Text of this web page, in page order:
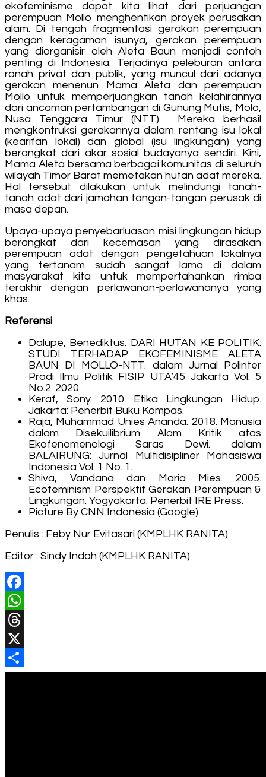
ekofeminisme dapat kita lihat dari perjuangan
perempuan Mollo menghentikan proyek perusakan
alam. Di tengah fragmentasi gerakan perempuan
dengan keragaman isunya, gerakan perempuan
yang diorganisir oleh Aleta Baun menjadi contoh
penting di Indonesia. Terjadinya peleburan antara
ranah privat dan publik, yang muncul dari adanya
gerakan menenun Mama Aleta dan perempuan
Mollo untuk memperjuangkan tanah kelahirannya
dari ancaman pertambangan di Gunung Mutis, Molo,
Nusa Tenggara Timur (NTT). Mereka berhasil
mengkontruksi gerakannya dalam rentang isu lokal
(kearifan lokal) dan global (isu lingkungan) yang
berangkat dari akar sosial budayanya sendiri. Kini,
Mama Aleta bersama berbagai komunitas di seluruh
wilayah Timor Barat memetakan hutan adat mereka.
Hal tersebut dilakukan untuk melindungi tanah-
tanah adat dari jamahan tangan-tangan perusak di
masa depan.
Upaya-upaya penyebarluasan misi lingkungan hidup
berangkat dari kecemasan yang dirasakan
perempuan adat dengan pengetahuan lokalnya
yang tertanam sudah sangat lama di dalam
masyarakat kita untuk mempertahankan rimba
terakhir dengan perlawanan-perlawananya yang
khas.
Referensi
Dalupe, Benediktus. DARI HUTAN KE POLITIK:
STUDI TERHADAP EKOFEMINISME ALETA
BAUN DI MOLLO-NTT. dalam Jurnal Polinter
Prodi Ilmu Politik FISIP UTA’45 Jakarta Vol. 5
No.2. 2020
Keraf, Sony. 2010. Etika Lingkungan Hidup.
Jakarta: Penerbit Buku Kompas.
Raja, Muhammad Unies Ananda. 2018. Manusia
dalam Disekuilibrium Alam Kritik atas
Ekofenomenologi Saras Dewi. dalam
BALAIRUNG: Jurnal Multidisipliner Mahasiswa
Indonesia Vol. 1 No. 1.
Shiva, Vandana dan Maria Mies. 2005.
Ecofeminism Perspektif Gerakan Perempuan &
Lingkungan. Yogyakarta: Penerbit IRE Press.
Picture By CNN Indonesia (Google)
Penulis : Feby Nur Evitasari (KMPLHK RANITA)
Editor : Sindy Indah (KMPLHK RANITA)
Facebook
WhatsApp
Threads
X